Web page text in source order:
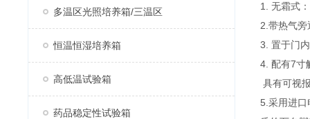
多温区光照培养箱/三温区
恒温恒湿培养箱
高低温试验箱
药品稳定性试验箱
1. 无霜式
2.带热气
3. 置于门
4. 配有7寸
具有可视
5.采用进口